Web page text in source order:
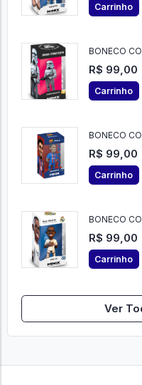
Carrinho
BONECO
R$ 99,00
Carrinho
BONECO
R$ 99,00
Carrinho
BONECO
R$ 99,00
Carrinho
Ver